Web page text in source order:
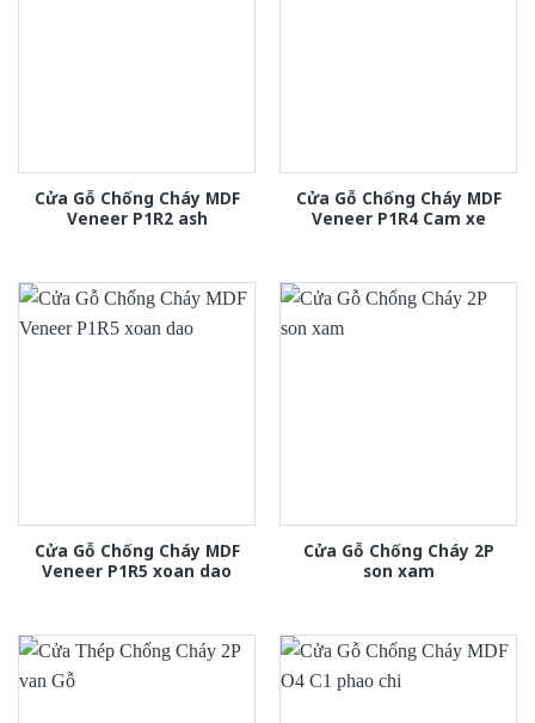
Cửa Gỗ Chống Cháy MDF
Veneer P1R2 ash
Cửa Gỗ Chống Cháy MDF
Veneer P1R4 Cam xe
Cửa Gỗ Chống Cháy MDF
Veneer P1R5 xoan dao
Cửa Gỗ Chống Cháy 2P
son xam